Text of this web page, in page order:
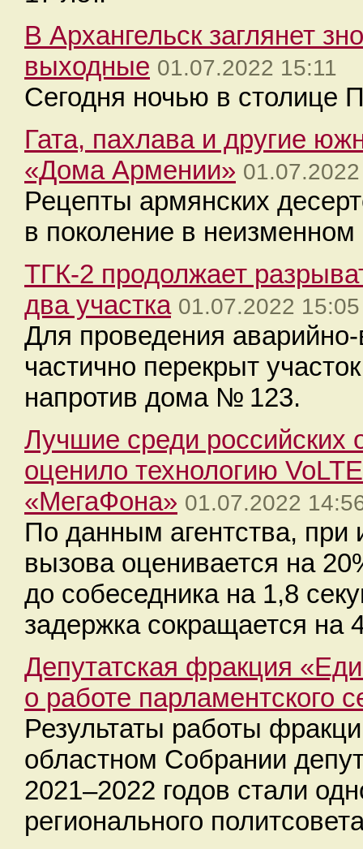
В Архангельск заглянет
выходные 01.07.2022 15:11
Сегодня ночью в столице
Гата, пахлава и другие
«Дома Армении»
Рецепты армянских
в поколение в
ТГК-2 продолжает
два участка 01.07.2022 15:05
Для проведения
частично перекрыт
напротив дома № 123.
Лучшие среди российских
оценило технологию
«МегаФона» 01.07.2022
По данным агентства, при
вызова оценивается на
до собеседника на 1,8
задержка сокращается на
Депутатская фракция
о работе парламентского
Результаты работы
областном Собрании
2021–2022 годов стали
регионального